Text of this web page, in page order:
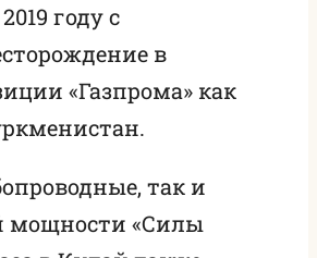
году с
в
«Газпрома» как
так и
мощности «Силы